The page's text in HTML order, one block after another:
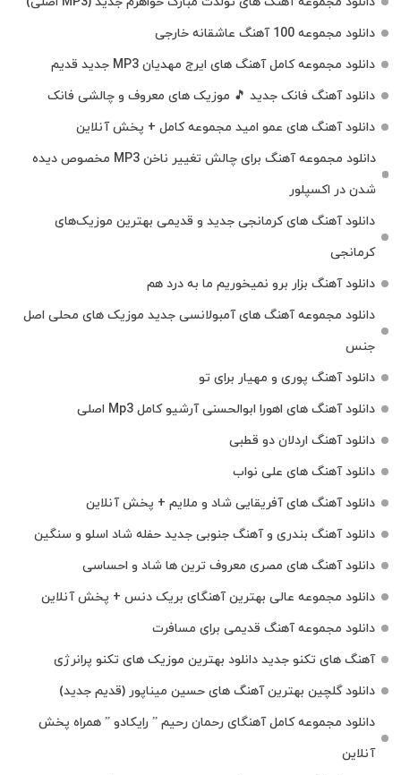
دانلود مجموعه 100 آهنگ عاشقانه خارجی
دانلود مجموعه کامل آهنگ های ایرج مهدیان MP3 جدید قدیم
دانلود آهنگ فانک جدید 🎵 موزیک‌ های معروف و چالشی فانک
دانلود آهنگ های عمو امید مجموعه کامل + پخش آنلاین
دانلود مجموعه آهنگ برای چالش تغییر ناخن MP3 مخصوص دیده
شدن در اکسپلور
دانلود آهنگ‌ های کرمانجی جدید و قدیمی بهترین موزیک‌های
کرمانجی
دانلود آهنگ بزار برو نمیخوریم ما به درد هم
دانلود مجموعه آهنگ های آمبولانسی جدید موزیک های محلی اصل
جنس
دانلود آهنگ پوری و مهیار برای تو
دانلود آهنگ های اهورا ابوالحسنی آرشیو کامل Mp3 اصلی
دانلود آهنگ اردلان دو قطبی
دانلود آهنگ های علی نواب
دانلود آهنگ های آفریقایی شاد و ملایم + پخش آنلاین
دانلود آهنگ بندری و آهنگ جنوبی جدید حفله شاد اسلو و سنگین
دانلود آهنگ های مصری معروف ترین ها شاد و احساسی
دانلود مجموعه عالی بهترین آهنگای بریک دنس + پخش آنلاین
دانلود مجموعه آهنگ قدیمی برای مسافرت
آهنگ های تکنو جدید دانلود بهترین موزیک های تکنو پرانرژی
دانلود گلچین بهترین آهنگ های حسین میناپور (قدیم جدید)
دانلود مجموعه کامل آهنگای رحمان رحیم ” رایکادو ” همراه پخش
آنلاین